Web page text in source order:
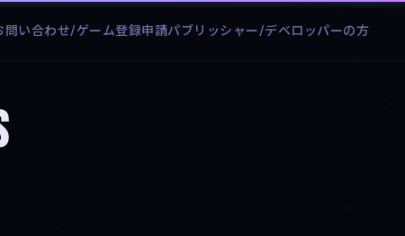
問い合わせ/ゲーム登録申請パブリッシャー/デベロッパーの方